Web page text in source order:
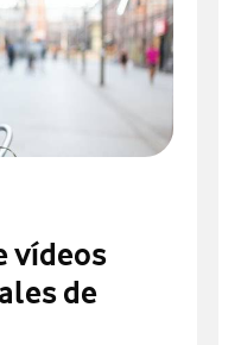
vídeos
de